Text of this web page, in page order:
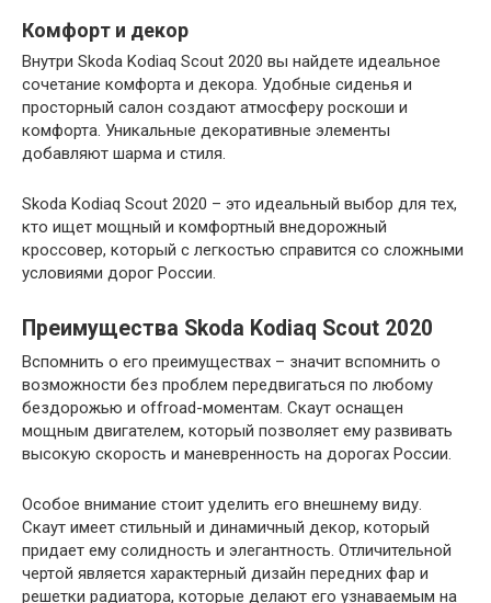
Комфорт и декор
Внутри Skoda Kodiaq Scout 2020 вы найдете идеальное
сочетание комфорта и декора. Удобные сиденья и
просторный салон создают атмосферу роскоши и
комфорта. Уникальные декоративные элементы
добавляют шарма и стиля.
Skoda Kodiaq Scout 2020 – это идеальный выбор для тех,
кто ищет мощный и комфортный внедорожный
кроссовер, который с легкостью справится со сложными
условиями дорог России.
Преимущества Skoda Kodiaq Scout 2020
Вспомнить о его преимуществах – значит вспомнить о
возможности без проблем передвигаться по любому
бездорожью и offroad-моментам. Скаут оснащен
мощным двигателем, который позволяет ему развивать
высокую скорость и маневренность на дорогах России.
Особое внимание стоит уделить его внешнему виду.
Скаут имеет стильный и динамичный декор, который
придает ему солидность и элегантность. Отличительной
чертой является характерный дизайн передних фар и
решетки радиатора, которые делают его узнаваемым на